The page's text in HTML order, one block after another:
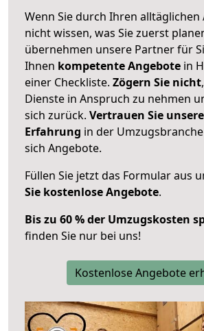
Wenn Sie durch Ihren alltäglichen
nicht wissen, was Sie zuerst
übernehmen unsere Partner für
Ihnen kompetente Angebote in
einer Checkliste. Zögern Sie nicht
Dienste in Anspruch zu nehmen
sich zurück. Vertrauen Sie
Erfahrung in der
sich Angebote.
Füllen Sie jetzt das Formular aus
Sie kostenlose Angebote.
Bis zu 60 % der Umzugskosten
finden Sie nur bei uns!
Kostenlose Angebote